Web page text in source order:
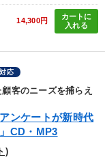
14,300円
カートに
入れる
応
客のニーズを捕らえ
ンケートが新時代
CD・MP3
)